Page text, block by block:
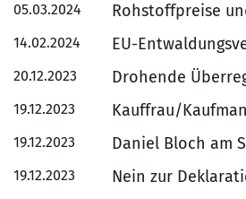
05.03.2024 Rohstoffpreise
14.02.2024 EU-
20.12.2023 Drohende
19.12.2023 Kauffrau/
19.12.2023 Daniel Bloch am
19.12.2023 Nein zur